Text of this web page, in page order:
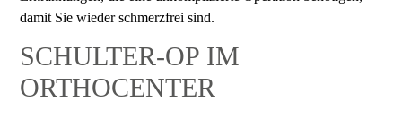
damit Sie wieder schmerzfrei sind.
SCHULTER-OP IM
ORTHOCENTER